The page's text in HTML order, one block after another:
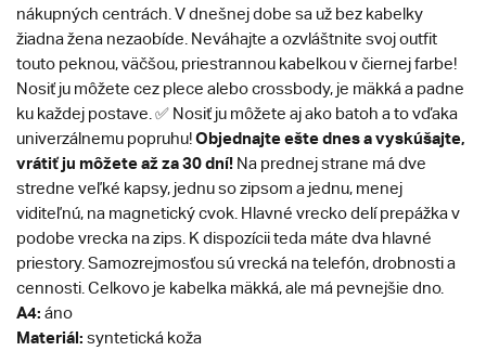
nákupných centrách. V dnešnej dobe sa už bez kabelky
žiadna žena nezaobíde. Neváhajte a ozvláštnite svoj outfit
touto peknou, väčšou, priestrannou kabelkou v čiernej farbe!
Nosiť ju môžete cez plece alebo crossbody, je mäkká a padne
ku každej postave. ✅ Nosiť ju môžete aj ako batoh a to vďaka
univerzálnemu popruhu!Objednajte ešte dnes a vyskúšajte,
vrátiť ju môžete až za 30 dní! Na prednej strane má dve
stredne veľké kapsy, jednu so zipsom a jednu, menej
viditeľnú, na magnetický cvok. Hlavné vrecko delí prepážka v
podobe vrecka na zips. K dispozícii teda máte dva hlavné
priestory. Samozrejmosťou sú vrecká na telefón, drobnosti a
cennosti. Celkovo je kabelka mäkká, ale má pevnejšie dno.
A4: áno
Materiál: syntetická koža